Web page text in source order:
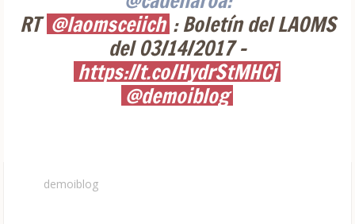
RT @laomsceiich : Boletín del LAOMS
del 03/14/2017 -
https://t.co/HydrStMHCj
@demoiblog
demoiblog